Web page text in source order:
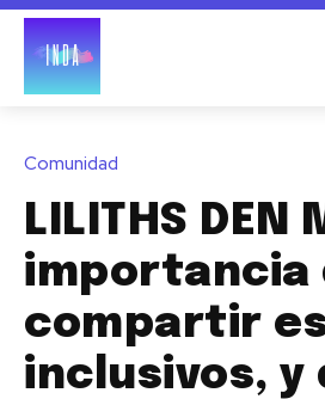
Comunidad
LILITHS DEN
importancia
compartir
inclusivos, y